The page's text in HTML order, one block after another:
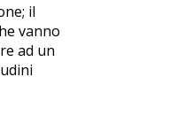
il
vanno
ad un